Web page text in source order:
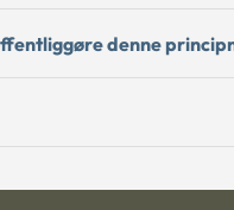
denne